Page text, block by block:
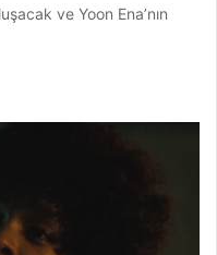
ve Yoon Ena’nın